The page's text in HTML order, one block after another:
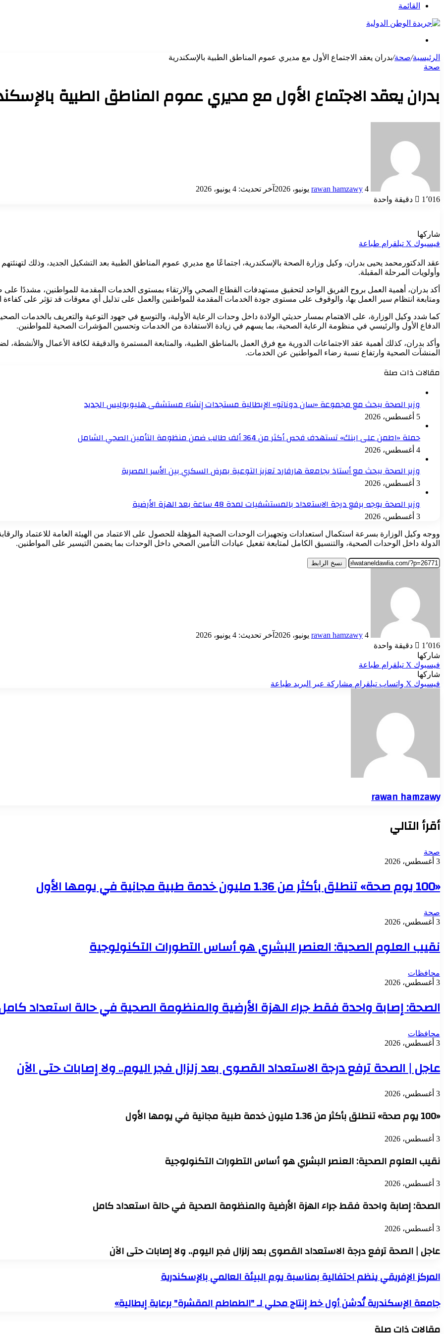
القائمة
الرئيسية/صحة/بدران يعقد الاجتماع الأول مع مديري عموم المناطق الطبية بالإسكندرية
صحة
بدران يعقد الاجتماع الأول مع مديري عموم المناطق الطبية
rawan hamzawy 4 يونيو، 2026
آخر تحديث: 4 يونيو، 2026
1٬016
دقيقة واحدة
شاركها
فيسبوك ‫X تيلقرام طباعة
عقد الدكتورمحمد يحيى بدران، وكيل وزارة الصحة بالإسكندرية، اجتماعًا مع مديري عموم المناطق الطبية بعد التشكيل الجديد، وذلك
وأولويات المرحلة المقبلة.
أكد بدران، أهمية العمل بروح الفريق الواحد لتحقيق مستهدفات القطاع الصحي والارتقاء بمستوى الخدمات المقدمة للمواطنين، مشددًا
ومتابعة انتظام سير العمل بها، والوقوف على مستوى جودة الخدمات المقدمة للمواطنين والعمل على تذليل أي معوقات قد تؤثر على كفاءة
كما شدد وكيل الوزارة، على الاهتمام بمسار حديثي الولادة داخل وحدات الرعاية الأولية، والتوسع في جهود التوعية والتعريف بالخدمات
الدفاع الأول والرئيسي في منظومة الرعاية الصحية، بما يسهم في زيادة الاستفادة من الخدمات وتحسين المؤشرات الصحية للمواطنين.
وأكد بدران، كذلك أهمية عقد الاجتماعات الدورية مع فرق العمل بالمناطق الطبية، والمتابعة المستمرة والدقيقة لكافة الأعمال والأنشطة،
المنشآت الصحية وارتفاع نسبة رضاء المواطنين عن الخدمات.
مقالات ذات صلة
وزير الصحة يبحث مع مجموعة «سان دوناتو» الإيطالية مستجدات إنشاء مستشفى هليوبوليس الجديد
5 أغسطس، 2026
حملة «اطمن على ابنك» تستهدف فحص أكثر من 364 ألف طالب ضمن منظومة التأمين الصحي الشامل
4 أغسطس، 2026
وزير الصحة يبحث مع أستاذ بجامعة هارفارد تعزيز التوعية بمرض السكري بين الأسر المصرية
3 أغسطس، 2026
وزير الصحة يوجه برفع درجة الاستعداد بالمستشفيات لمدة 48 ساعة بعد الهزة الأرضية
3 أغسطس، 2026
الدولة داخل الوحدات الصحية، والتنسيق الكامل لمتابعة تفعيل عيادات التأمين الصحي داخل الوحدات بما يضمن التيسير على المواطنين.
نسخ الرابط
rawan hamzawy 4 يونيو، 2026
آخر تحديث: 4 يونيو، 2026
1٬016
دقيقة واحدة
شاركها
فيسبوك ‫X تيلقرام طباعة
شاركها
فيسبوك ‫X واتساب تيلقرام مشاركة عبر البريد طباعة
rawan hamzawy
أقرأ التالي
صحة
3 أغسطس، 2026
«100 يوم صحة» تنطلق بأكثر من 1.36 مليون خدمة طبية مجانية في يومها الأول
صحة
3 أغسطس، 2026
نقيب العلوم الصحية: العنصر البشري هو أساس التطورات التكنولوجية
محافظات
3 أغسطس، 2026
الصحة: إصابة واحدة فقط جراء الهزة الأرضية والمنظومة الصحية في حالة استعداد
محافظات
3 أغسطس، 2026
عاجل | الصحة ترفع درجة الاستعداد القصوى بعد زلزال فجر اليوم.. ولا إصابات حتى الآن
3 أغسطس، 2026
«100 يوم صحة» تنطلق بأكثر من 1.36 مليون خدمة طبية مجانية في يومها الأول
3 أغسطس، 2026
نقيب العلوم الصحية: العنصر البشري هو أساس التطورات التكنولوجية
3 أغسطس، 2026
الصحة: إصابة واحدة فقط جراء الهزة الأرضية والمنظومة الصحية في حالة استعداد كامل
3 أغسطس، 2026
عاجل | الصحة ترفع درجة الاستعداد القصوى بعد زلزال فجر اليوم.. ولا إصابات حتى الآن
المركز
الإفريقي
احتفالية
بمناسبة
البيئة
المركز الإفريقي ينظم احتفالية بمناسبة يوم البيئة العالمي بالإسكندرية
جامعة
الإسكندرية
أول
جامعة الإسكندرية تُدشن أول خط إنتاج محلي لـ "الطماطم المقشرة" برعاية إيطالية»
مقالات ذات صلة